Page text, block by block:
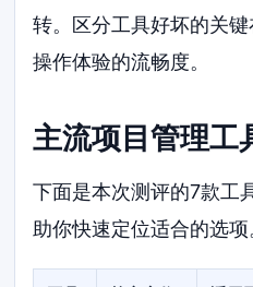
转。区分工具好坏的关
操作体验的流畅度。
主流项目管理工
下面是本次测评的7款工
助你快速定位适合的选项